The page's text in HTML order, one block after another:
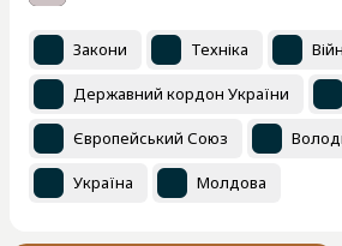
Закони Техніка
Державний кордон України
Європейський Союз
Україна Молдова